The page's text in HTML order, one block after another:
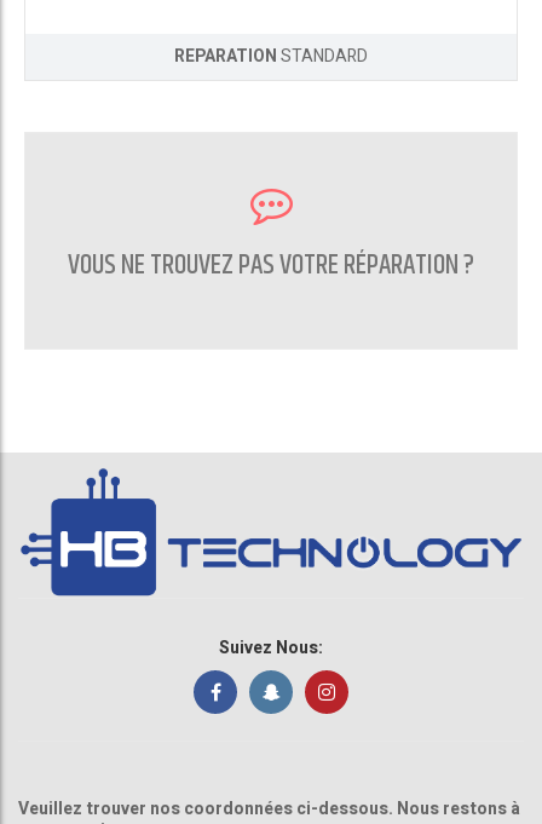
REPARATIONSTANDARD
VOUS NE TROUVEZ PAS VOTRE RÉPARATION ?
CONTACTEZ NOUS
Suivez Nous:
Veuillez trouver nos coordonnées ci-dessous. Nous restons à